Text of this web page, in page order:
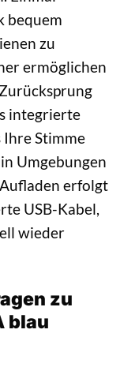
bequem
zu
ermöglichen
integrierte
Ihre Stimme
Umgebungen
erfolgt
USB-Kabel,
wieder
zu
blau